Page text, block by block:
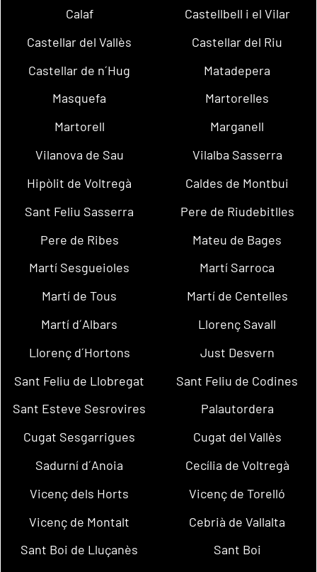
Calaf
Castellbell i el Vilar
Castellar del Vallès
Castellar del Riu
Castellar de n´Hug
Matadepera
Masquefa
Martorelles
Martorell
Marganell
Vilanova de Sau
Vilalba Sasserra
Hipòlit de Voltregà
Caldes de Montbui
Sant Feliu Sasserra
Pere de Riudebitlles
Pere de Ribes
Mateu de Bages
Martí Sesgueioles
Martí Sarroca
Martí de Tous
Martí de Centelles
Martí d´Albars
Llorenç Savall
Llorenç d´Hortons
Just Desvern
Sant Feliu de Llobregat
Sant Feliu de Codines
Sant Esteve Sesrovires
Palautordera
Cugat Sesgarrigues
Cugat del Vallès
Sadurní d´Anoia
Cecília de Voltregà
Vicenç dels Horts
Vicenç de Torelló
Vicenç de Montalt
Cebrià de Vallalta
Sant Boi de Lluçanès
Sant Boi